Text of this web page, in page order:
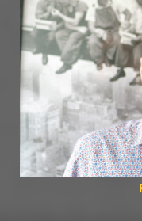
d’ordre techniques
pour vous conseiller
Le savoir-faire
également
réglementaires,
environnementales
votre projet.